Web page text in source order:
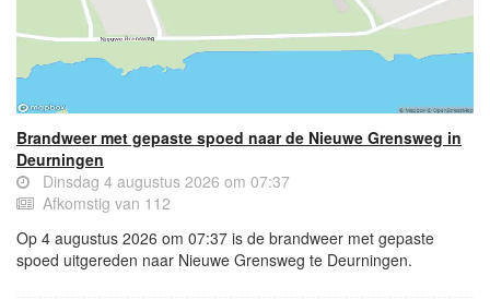
Brandweer met gepaste spoed naar de Nieuwe Grensweg in
Deurningen
Dinsdag 4 augustus 2026 om 07:37
Afkomstig van 112
Op 4 augustus 2026 om 07:37 is de brandweer met gepaste
spoed uitgereden naar Nieuwe Grensweg te Deurningen.